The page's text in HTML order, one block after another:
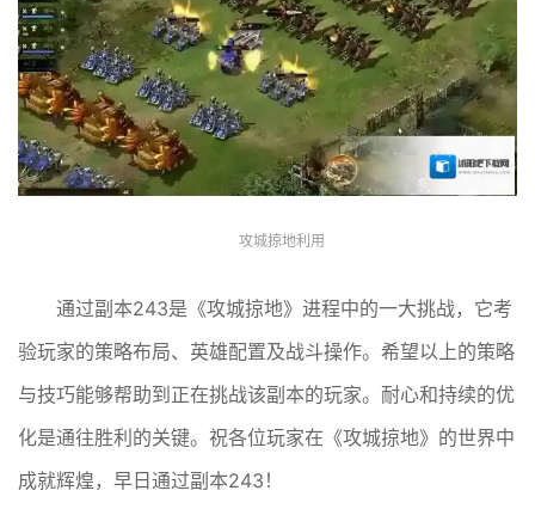
攻城掠地利用
通过副本243是《攻城掠地》进程中的一大挑战，它考
验玩家的策略布局、英雄配置及战斗操作。希望以上的策略
与技巧能够帮助到正在挑战该副本的玩家。耐心和持续的优
化是通往胜利的关键。祝各位玩家在《攻城掠地》的世界中
成就辉煌，早日通过副本243！